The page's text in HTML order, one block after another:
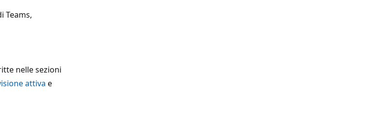
Teams,
nelle sezioni
attiva e